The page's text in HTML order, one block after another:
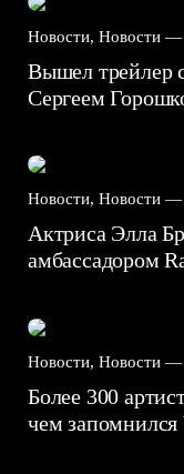
Новости, Новости —
Вышел трейлер
Сергеем
Новости, Новости —
Актриса Элла
амбассадором
Новости, Новости —
Более 300
чем